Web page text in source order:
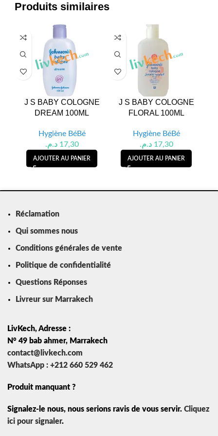
Produits similaires
J S BABY COLOGNE
DREAM 100ML
Hygiène BéBé
17,30 د.م.
AJOUTER AU PANIER
J S BABY COLOGNE
FLORAL 100ML
Hygiène BéBé
17,30 د.م.
AJOUTER AU PANIER
Réclamation
Qui sommes nous
Conditions générales de vente
Politique de confidentialité
Questions Réponses
Livreur sur Marrakech
LivKech, Adresse :
N° 49 bab ahmer, Marrakech
contact@livkech.com
WhatsApp : +212 660 529 462
Produit manquant ?
Signalez-le nous, nous serions ravis de vous servir. Cliquez
ici pour signaler.